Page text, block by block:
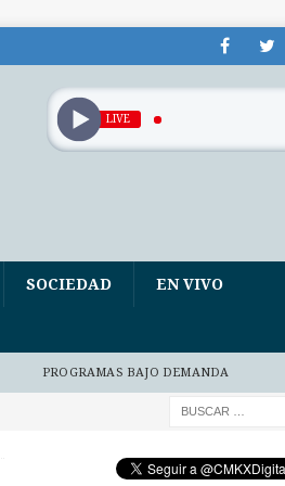
LIVE
SOCIEDAD EN VIVO
PROGRAMAS BAJO DEMANDA